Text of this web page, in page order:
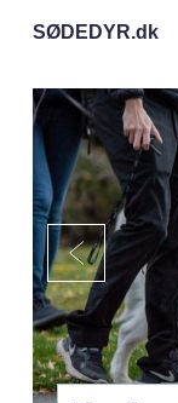
SØDEDYR.dk